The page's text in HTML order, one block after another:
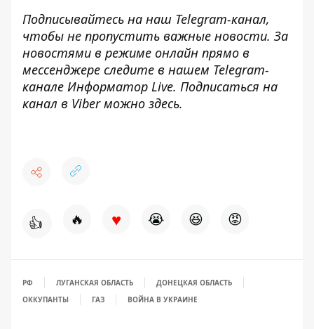
Подписывайтесь на наш Telegram-канал,
чтобы не пропустить важные новости. За
новостями в режиме онлайн прямо в
мессенджере следите в нашем Telegram-
канале Информатор Live. Подписаться на
канал в Viber можно здесь.
👍 🔥 ♥ 😭 😆 😡
РФ ЛУГАНСКАЯ ОБЛАСТЬ
ДОНЕЦКАЯ ОБЛАСТЬ
ОККУПАНТЫ
ГАЗ ВОЙНА В УКРАИНЕ